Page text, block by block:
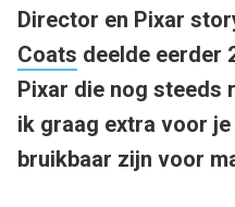
Director en Pixar
Coats deelde eerder
Pixar die nog steeds
ik graag extra voor
bruikbaar zijn voor